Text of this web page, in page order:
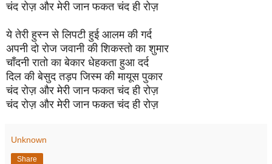
चंद रोज़ और मेरी जान फकत चंद ही रोज़
ये तेरी हुस्न से लिपटी हुई आलम की गर्द
अपनी दो रोज जवानी की शिकस्तो का शुमार
चाँदनी रातो का बेकार धेहकता हुआ दर्द
दिल की बेसुद तड़प जिस्म की मायूस पुकार
चंद रोज़ और मेरी जान फकत चंद ही रोज़
चंद रोज़ और मेरी जान फकत चंद ही रोज़
Unknown
Share